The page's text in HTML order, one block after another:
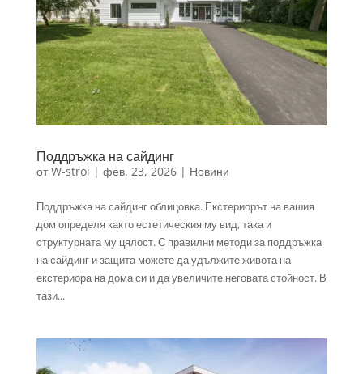
Поддръжка на сайдинг
отW-stroi | фев. 23, 2026| Новини
Поддръжка на сайдинг облицовка. Екстериорът на вашия
дом определя както естетическия му вид, така и
структурната му цялост. С правилни методи за поддръжка
на сайдинг и защита можете да удължите живота на
екстериора на дома си и да увеличите неговата стойност. В
тази...